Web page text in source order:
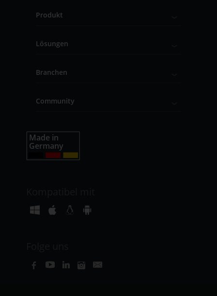
Produkt
Lösungen
Branchen
Community